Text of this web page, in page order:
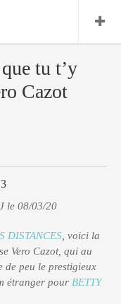
tu t’y
Cazot
le 08/03/20
DISTANCES , voici la
Vero Cazot, qui au
de peu le prestigieux
étranger pour BETTY